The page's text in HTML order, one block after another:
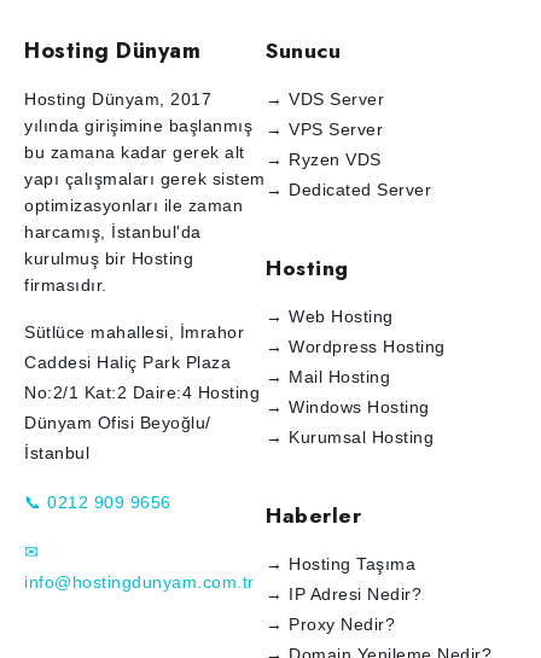
Hosting Dünyam
Hosting Dünyam, 2017
yılında girişimine başlanmış
bu zamana kadar gerek alt
yapı çalışmaları gerek sistem
optimizasyonları ile zaman
harcamış, İstanbul'da
kurulmuş bir Hosting
firmasıdır.
Sütlüce mahallesi, İmrahor
Caddesi Haliç Park Plaza
No:2/1 Kat:2 Daire:4 Hosting
Dünyam Ofisi Beyoğlu/
İstanbul
📞 0212 909 9656
✉
info@hostingdunyam.com.tr
Sunucu
→ VDS Server
→ VPS Server
→ Ryzen VDS
→ Dedicated Server
Hosting
→ Web Hosting
→ Wordpress Hosting
→ Mail Hosting
→ Windows Hosting
→ Kurumsal Hosting
Haberler
→ Hosting Taşıma
→ IP Adresi Nedir?
→ Proxy Nedir?